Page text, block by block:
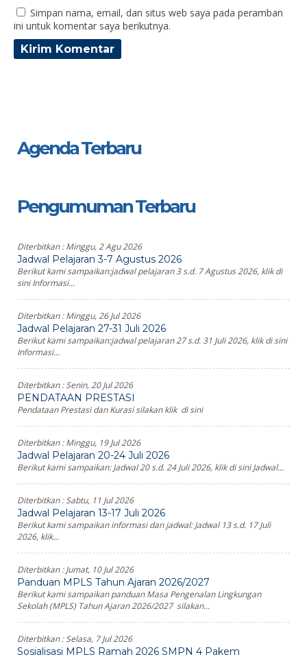
Simpan nama, email, dan situs web saya pada peramban
ini untuk komentar saya berikutnya.
Agenda Terbaru
Pengumuman Terbaru
Diterbitkan :Minggu, 2 Agu 2026
Jadwal Pelajaran 3-7 Agustus 2026
Berikut kami sampaikan:jadwal pelajaran 3 s.d. 7 Agustus 2026, klik di
sini Informasi...
Diterbitkan :Minggu, 26 Jul 2026
Jadwal Pelajaran 27-31 Juli 2026
Berikut kami sampaikan:jadwal pelajaran 27 s.d. 31 Juli 2026, klik di sini
Informasi...
Diterbitkan :Senin, 20 Jul 2026
PENDATAAN PRESTASI
Pendataan Prestasi dan Kurasi silakan klik di sini
Diterbitkan :Minggu, 19 Jul 2026
Jadwal Pelajaran 20-24 Juli 2026
Berikut kami sampaikan: Jadwal 20 s.d. 24 Juli 2026, klik di sini Jadwal...
Diterbitkan :Sabtu, 11 Jul 2026
Jadwal Pelajaran 13-17 Juli 2026
Berikut kami sampaikan informasi dan jadwal: Jadwal 13 s.d. 17 Juli
2026, klik...
Diterbitkan :Jumat, 10 Jul 2026
Panduan MPLS Tahun Ajaran 2026/2027
Berikut kami sampaikan panduan Masa Pengenalan Lingkungan
Sekolah (MPLS) Tahun Ajaran 2026/2027 silakan...
Diterbitkan :Selasa, 7 Jul 2026
Sosialisasi MPLS Ramah 2026 SMPN 4 Pakem